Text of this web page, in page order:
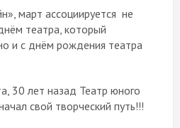
март ассоциируется не
театра, который
и с днём рождения театра
30 лет назад Театр юного
свой творческий путь!!!